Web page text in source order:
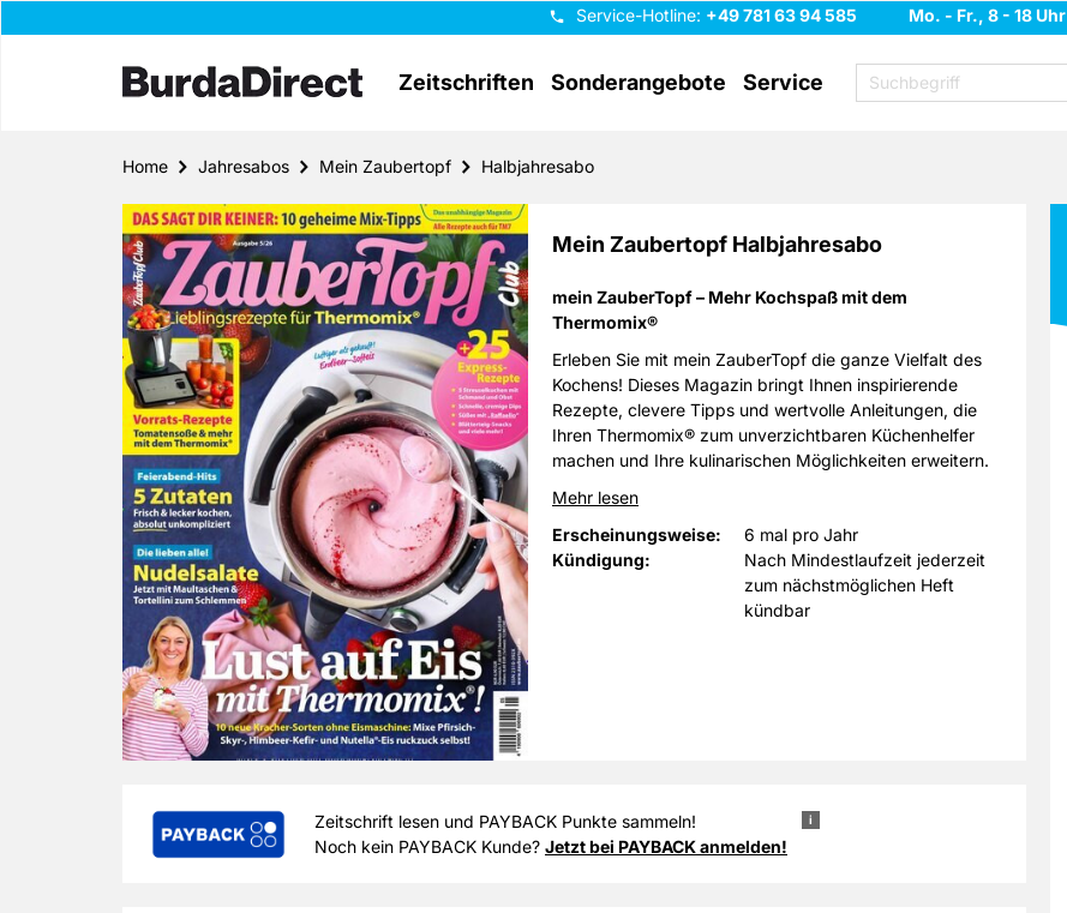
Service-Hotline: +49 781 63 94 585 Mo. - Fr., 8 - 18 Uhr
Zeitschriften Sonderangebote Service
Home Jahresabos Mein Zaubertopf Halbjahresabo
Mein Zaubertopf Halbjahresabo
mein ZauberTopf – Mehr Kochspaß mit dem
Thermomix®
Erleben Sie mit mein ZauberTopf die ganze Vielfalt des
Kochens! Dieses Magazin bringt Ihnen inspirierende
Rezepte, clevere Tipps und wertvolle Anleitungen, die
Ihren Thermomix® zum unverzichtbaren Küchenhelfer
machen und Ihre kulinarischen Möglichkeiten erweitern.
Mehr lesen
Erscheinungsweise:
6 mal pro Jahr
Kündigung:
Nach Mindestlaufzeit jederzeit
zum nächstmöglichen Heft
kündbar
i
Zeitschrift lesen und PAYBACK Punkte sammeln!
Noch kein PAYBACK Kunde? Jetzt bei PAYBACK anmelden!
Die Eingabe Ihrer zehnstelligen Nummer muss ohne Leer- oder Sonderzeichen erfolgen. Nach abgeschlossener
Bestellung, wird Ihrem PAYBACK Konto wenig später je 2€ Umsatz ein Punkt gutgeschrieben.
Zurück